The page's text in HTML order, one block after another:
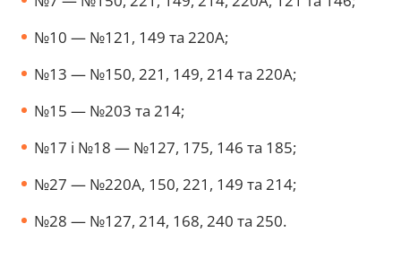
№10 — №121, 149 та 220А;
№13 — №150, 221, 149, 214 та 220А;
№15 — №203 та 214;
№17 і №18 — №127, 175, 146 та 185;
№27 — №220А, 150, 221, 149 та 214;
№28 — №127, 214, 168, 240 та 250.